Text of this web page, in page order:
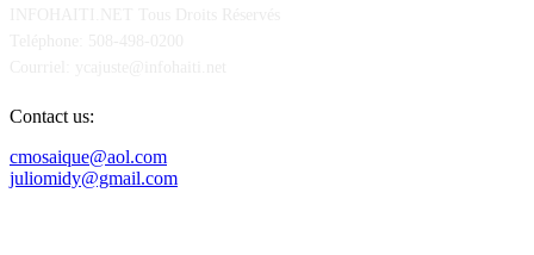
Contact us:
cmosaique@aol.com
juliomidy@gmail.com